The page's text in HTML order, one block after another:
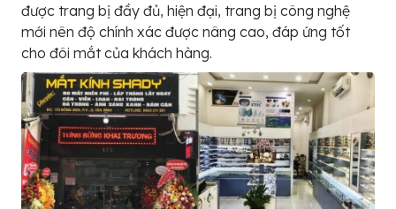
được trang bị đầy đủ, hiện đại, trang bị công nghệ
mới nên độ chính xác được nâng cao, đáp ứng tốt
cho đôi mắt của khách hàng.